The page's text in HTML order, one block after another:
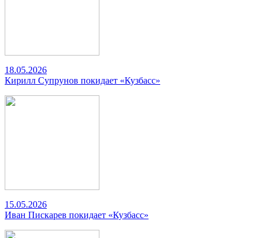
18.05.2026
Кирилл Супрунов покидает «Кузбасс»
15.05.2026
Иван Пискарев покидает «Кузбасс»